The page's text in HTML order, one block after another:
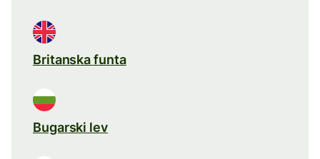
Britanska funta
Bugarski lev